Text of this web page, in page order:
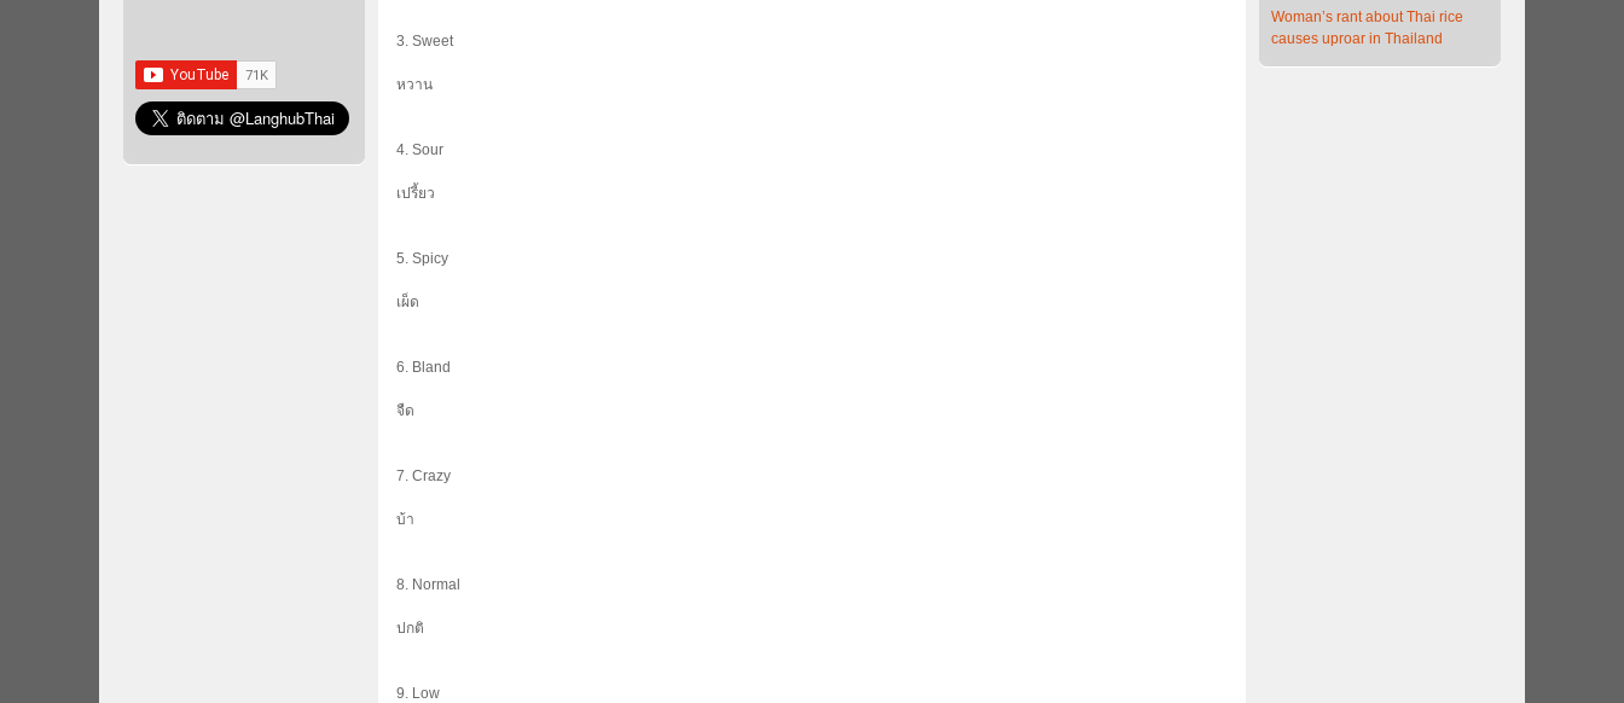
3. Sweet
หวาน
4. Sour
เปรี้ยว
5. Spicy
เผ็ด
6. Bland
จืด
7. Crazy
บ้า
8. Normal
ปกติ
9. Low
Woman’s rant about Thai rice
causes uproar in Thailand